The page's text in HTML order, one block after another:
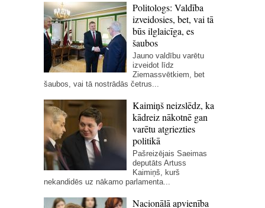
Politologs: Valdība
izveidosies, bet, vai tā
būs ilglaicīga, es
šaubos
Jauno valdību varētu
izveidot līdz
Ziemassvētkiem, bet
šaubos, vai tā nostrādās četrus...
Kaimiņš neizslēdz, ka
kādreiz nākotnē gan
varētu atgriezties
politikā
Pašreizējais Saeimas
deputāts Artuss
Kaimiņš, kurš
nekandidēs uz nākamo parlamenta...
Nacionālā apvienība